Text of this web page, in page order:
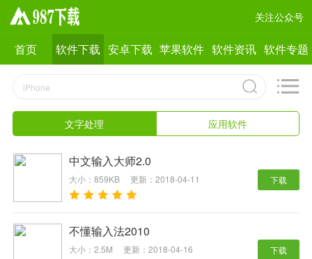
关注公众号
首页 软件下载 安卓下载 苹果软件 软件资讯 软件专题
文字处理 应用软件
中文输入大师2.0
大小：859KB 更新：2018-04-11 下载
不懂输入法2010
大小：2.5M 更新：2018-04-16 下载